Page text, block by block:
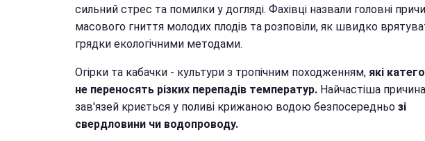
сильний стрес та помилки у догляді. Фахівці назвали головні
масового гниття молодих плодів та розповіли, як швидко
грядки екологічними методами.
Огірки та кабачки - культури з тропічним походженням, які
не переносять різких перепадів температур. Найчастіша
зав'язей криється у поливі крижаною водою безпосередньо зі
свердловини чи водопроводу.